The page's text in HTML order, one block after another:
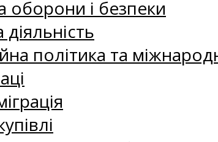
оборони і безпеки
діяльність
політика та